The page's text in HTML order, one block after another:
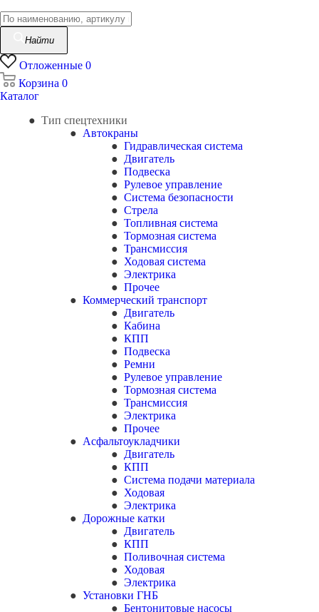
Найти
Отложенные 0
Корзина 0
Каталог
Тип спецтехники
Автокраны
Гидравлическая система
Двигатель
Подвеска
Рулевое управление
Система безопасности
Стрела
Топливная система
Тормозная система
Трансмиссия
Ходовая система
Электрика
Прочее
Коммерческий транспорт
Двигатель
Кабина
КПП
Подвеска
Ремни
Рулевое управление
Тормозная система
Трансмиссия
Электрика
Прочее
Асфальтоукладчики
Двигатель
КПП
Система подачи материала
Ходовая
Электрика
Дорожные катки
Двигатель
КПП
Поливочная система
Ходовая
Электрика
Установки ГНБ
Бентонитовые насосы